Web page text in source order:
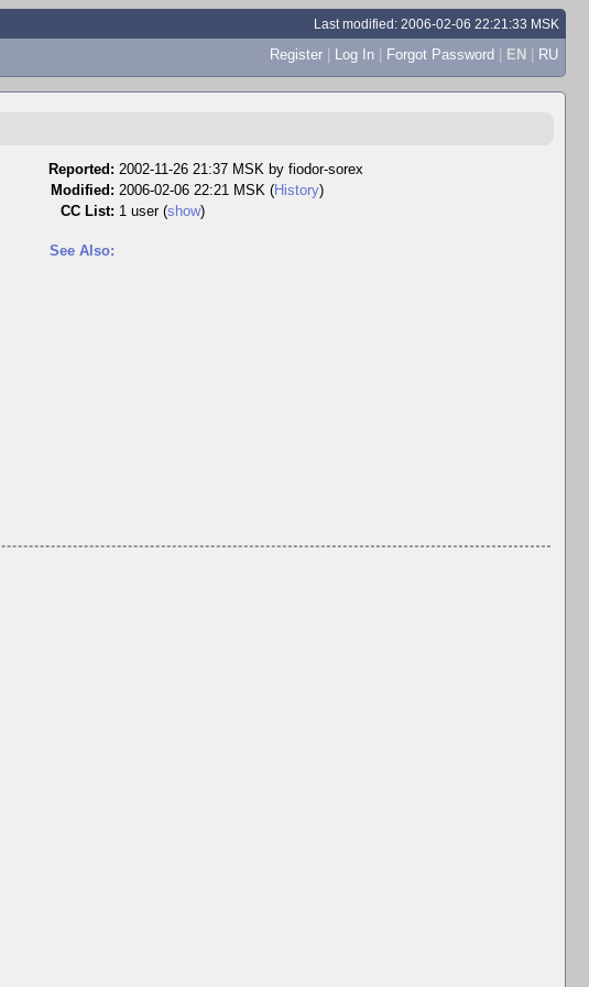
Last modified: 2006-02-06 22:21:33 MSK
Register | Log In | Forgot Password | EN | RU
Reported: 2002-11-26 21:37 MSK by fiodor-sorex
Modified: 2006-02-06 22:21 MSK (History)
CC List: 1 user (show)
See Also: